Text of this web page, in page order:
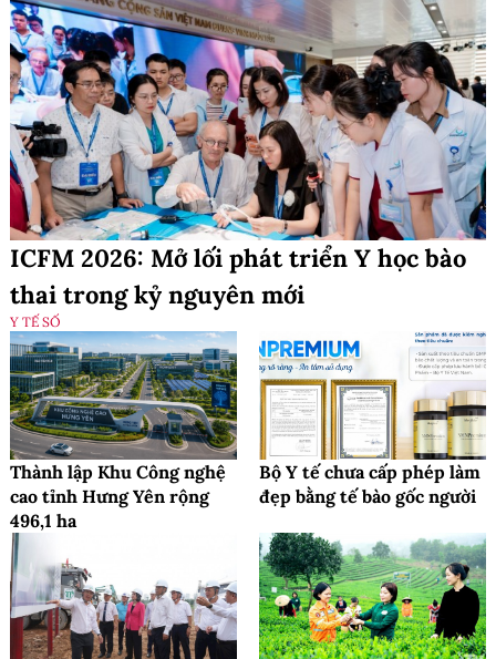
ICFM 2026: Mở lối phát triển Y học bào
thai trong kỷ nguyên mới
Y TẾ SỐ
Thành lập Khu Công nghệ
cao tỉnh Hưng Yên rộng
496,1 ha
Bộ Y tế chưa cấp phép làm
đẹp bằng tế bào gốc người